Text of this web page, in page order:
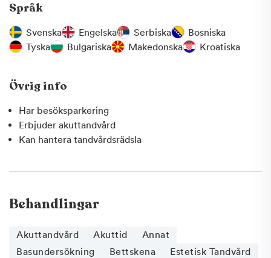
Språk
Svenska Engelska Serbiska
Bosniska
Tyska
Bulgariska Makedonska Kroatiska
Övrig info
Har besöksparkering
Erbjuder akuttandvård
Kan hantera tandvårdsrädsla
Behandlingar
Akuttandvård Akuttid
Annat
Basundersökning
Bettskena
Estetisk Tandvård